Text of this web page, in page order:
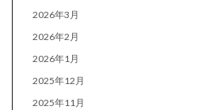
2026年3月
2026年2月
2026年1月
2025年12月
2025年11月